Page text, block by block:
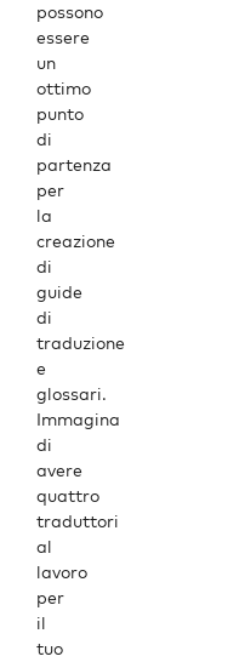
possono
essere
un
ottimo
punto
di
partenza
per
la
creazione
di
guide
di
traduzione
e
glossari.
Immagina
di
avere
quattro
traduttori
al
lavoro
per
il
tuo